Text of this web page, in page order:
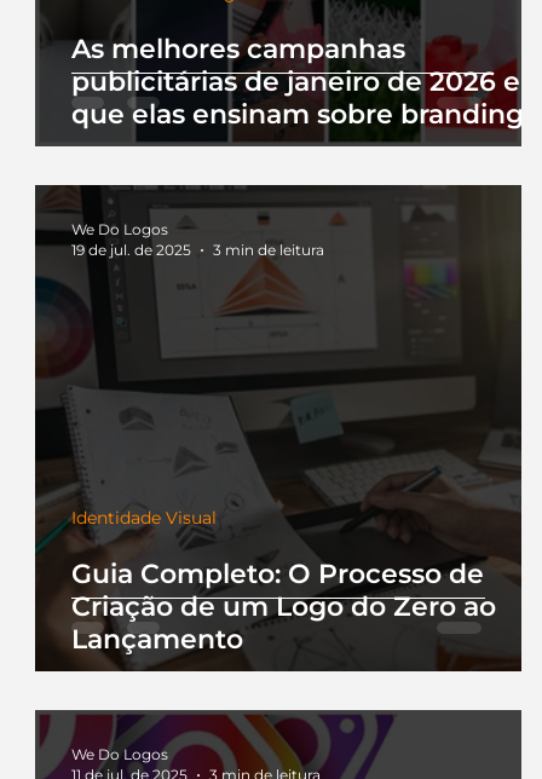
As melhores campanhas
publicitárias de janeiro de 2026 e
que elas ensinam sobre branding
Guia Completo: O Processo de
Criação de um Logo do Zero ao
Lançamento
Identidade Visual
We Do Logos
19 de jul. de 2025
3 min de leitura
We Do Logos
11 de jul. de 2025
3 min de leitura